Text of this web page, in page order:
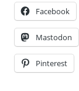
Facebook
Mastodon
Pinterest